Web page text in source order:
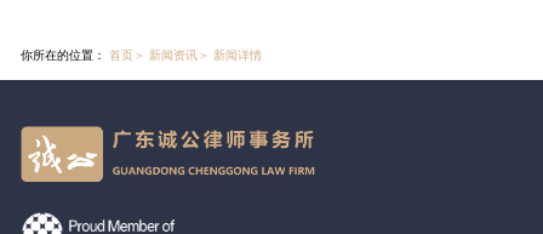
你所在的位置： 首页＞ 新闻资讯＞ 新闻详情